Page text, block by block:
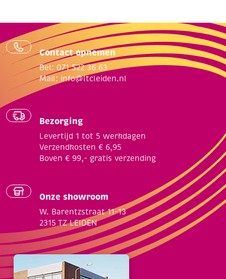
Contact opnemen
Bel: 071 522 36 63
Mail: info@ltcleiden.nl
Bezorging
Levertijd 1 tot 5 werkdagen
Verzendkosten € 6,95
Boven € 99,- gratis verzending
Onze showroom
W. Barentzstraat 11-13
2315 TZ LEIDEN